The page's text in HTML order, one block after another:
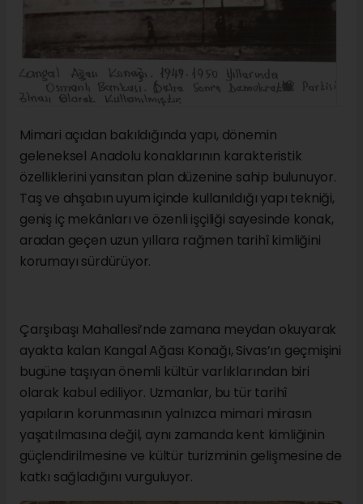
Mimari açıdan bakıldığında yapı, dönemin
geleneksel Anadolu konaklarının karakteristik
özelliklerini yansıtan plan düzenine sahip bulunuyor.
Taş ve ahşabın uyum içinde kullanıldığı yapı tekniği,
geniş iç mekânları ve özenli işçiliği sayesinde konak,
aradan geçen uzun yıllara rağmen tarihî kimliğini
korumayı sürdürüyor.
Çarşıbaşı Mahallesi’nde zamana meydan okuyarak
ayakta kalan Kangal Ağası Konağı, Sivas’ın geçmişini
bugüne taşıyan önemli kültür varlıklarından biri
olarak kabul ediliyor. Uzmanlar, bu tür tarihî
yapıların korunmasının yalnızca mimari mirasın
yaşatılmasına değil, aynı zamanda kent kimliğinin
güçlendirilmesine ve kültür turizminin gelişmesine de
katkı sağladığını vurguluyor.